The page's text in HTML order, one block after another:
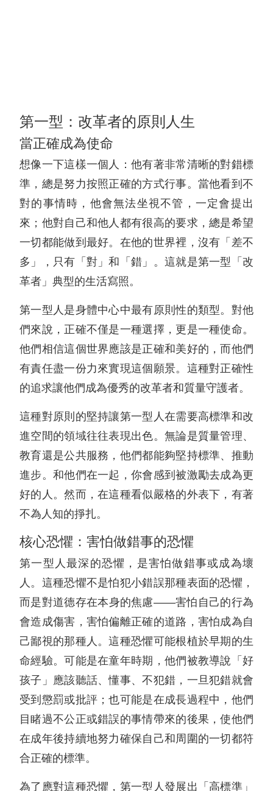
第一型：改革者的原則人生
當正確成為使命
想像一下這樣一個人：他有著非常清晰的對錯標
準，總是努力按照正確的方式行事。當他看到不
對的事情時，他會無法坐視不管，一定會提出
來；他對自己和他人都有很高的要求，總是希望
一切都能做到最好。在他的世界裡，沒有「差不
多」，只有「對」和「錯」。這就是第一型「改
革者」典型的生活寫照。
第一型人是身體中心中最有原則性的類型。對他
們來說，正確不僅是一種選擇，更是一種使命。
他們相信這個世界應該是正確和美好的，而他們
有責任盡一份力來實現這個願景。這種對正確性
的追求讓他們成為優秀的改革者和質量守護者。
這種對原則的堅持讓第一型人在需要高標準和改
進空間的領域往往表現出色。無論是質量管理、
教育還是公共服務，他們都能夠堅持標準、推動
進步。和他們在一起，你會感到被激勵去成為更
好的人。然而，在這種看似嚴格的外表下，有著
不為人知的掙扎。
核心恐懼：害怕做錯事的恐懼
第一型人最深的恐懼，是害怕做錯事或成為壞
人。這種恐懼不是怕犯小錯誤那種表面的恐懼，
而是對道德存在本身的焦慮——害怕自己的行為
會造成傷害，害怕偏離正確的道路，害怕成為自
己鄙視的那種人。這種恐懼可能根植於早期的生
命經驗。可能是在童年時期，他們被教導說「好
孩子」應該聽話、懂事、不犯錯，一旦犯錯就會
受到懲罰或批評；也可能是在成長過程中，他們
目睹過不公正或錯誤的事情帶來的後果，使他們
在成年後持續地努力確保自己和周圍的一切都符
合正確的標準。
為了應對這種恐懼，第一型人發展出「高標準」